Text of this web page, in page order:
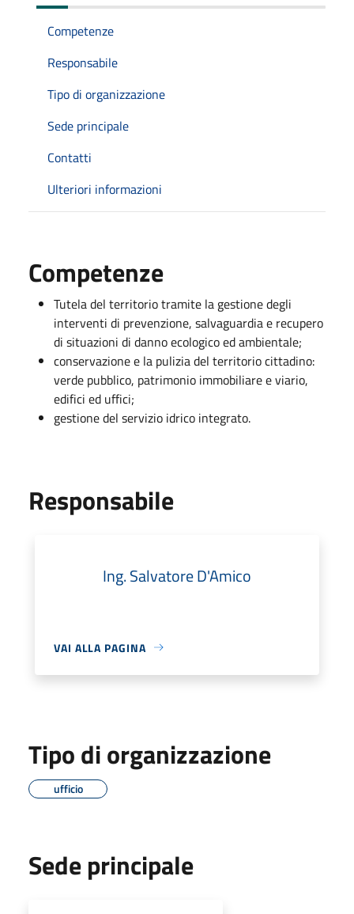
Competenze
Responsabile
Tipo di organizzazione
Sede principale
Contatti
Ulteriori informazioni
Competenze
Tutela del territorio tramite la gestione degli
interventi di prevenzione, salvaguardia e recupero
di situazioni di danno ecologico ed ambientale;
conservazione e la pulizia del territorio cittadino:
verde pubblico, patrimonio immobiliare e viario,
edifici ed uffici;
gestione del servizio idrico integrato.
Responsabile
Ing. Salvatore D'Amico
VAI ALLA PAGINA
Tipo di organizzazione
ufficio
Sede principale